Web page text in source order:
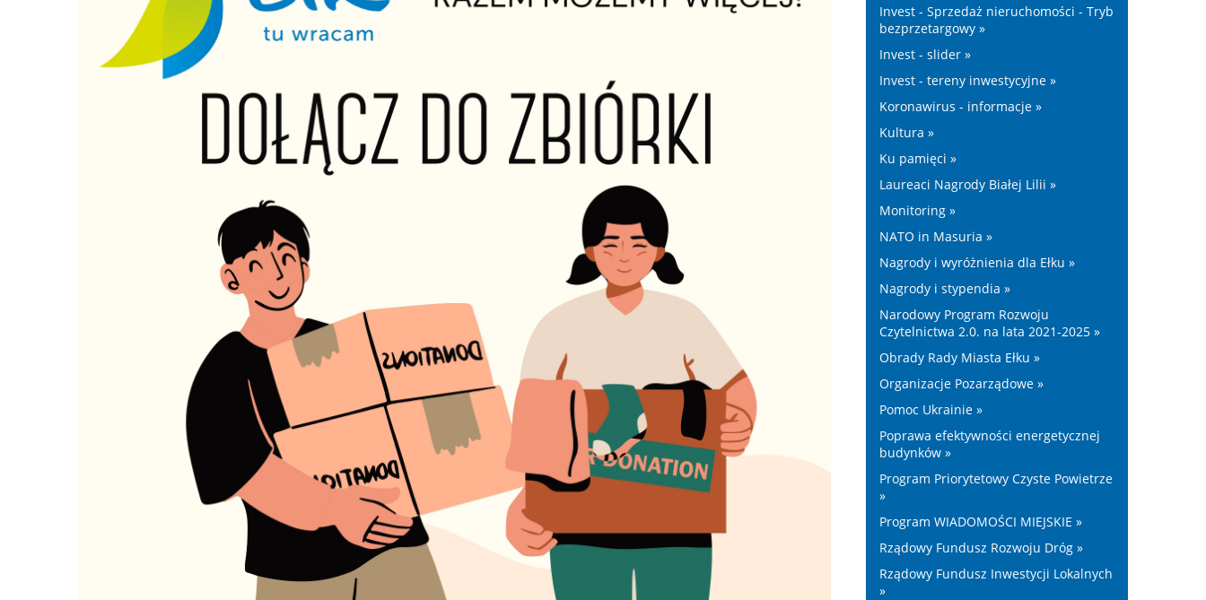
Invest - Sprzedaż nieruchomości - Tryb
bezprzetargowy »
Invest - slider »
Invest - tereny inwestycyjne »
Koronawirus - informacje »
Kultura »
Ku pamięci »
Laureaci Nagrody Białej Lilii »
Monitoring »
NATO in Masuria »
Nagrody i wyróżnienia dla Ełku »
Nagrody i stypendia »
Narodowy Program Rozwoju
Czytelnictwa 2.0. na lata 2021-2025 »
Obrady Rady Miasta Ełku »
Organizacje Pozarządowe »
Pomoc Ukrainie »
Poprawa efektywności energetycznej
budynków »
Program Priorytetowy Czyste Powietrze
»
Program WIADOMOŚCI MIEJSKIE »
Rządowy Fundusz Rozwoju Dróg »
Rządowy Fundusz Inwestycji Lokalnych
»